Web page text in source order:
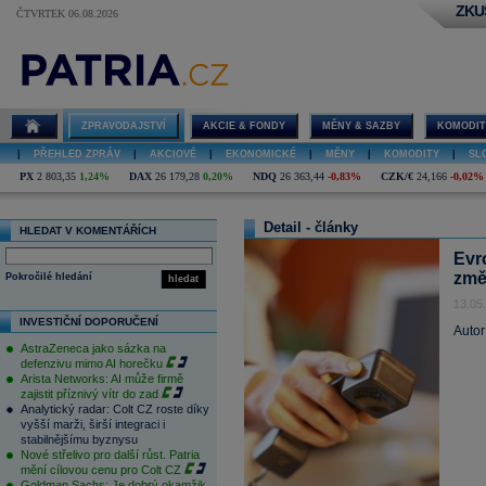
ČTVRTEK 06.08.2026
ZPRAVODAJSTVÍ AKCIE & FONDY MĚNY & SAZBY
PŘEHLED ZPRÁV AKCIOVÉ EKONOMICKÉ MĚNY KOMODITY
PX 2 803,35 1,24% DAX 26 179,28 0,20% NDQ 26 363,44 -0,83% CZK/€ 24,166 -0,02%
HLEDAT V KOMENTÁŘÍCH
hledat
Pokročilé hledání
INVESTIČNÍ DOPORUČENÍ
AstraZeneca jako sázka na
defenzivu mimo AI horečku
Arista Networks: AI může firmě
zajistit příznivý vítr do zad
Analytický radar: Colt CZ roste díky
vyšší marži, širší integraci i
stabilnějšímu byznysu
Nové střelivo pro další růst. Patria
mění cílovou cenu pro Colt CZ
Detail - články